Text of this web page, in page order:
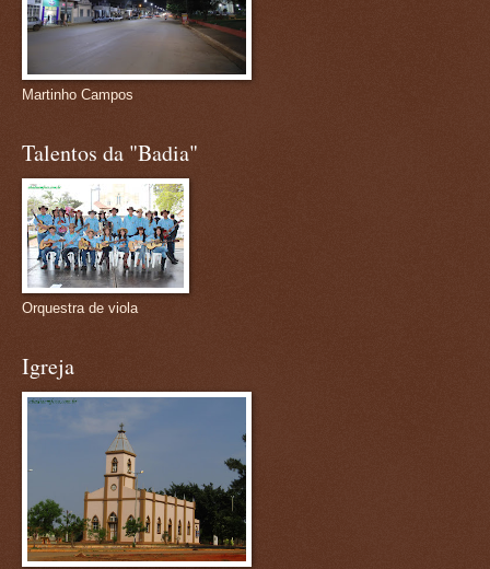
Martinho Campos
Talentos da "Badia"
Orquestra de viola
Igreja